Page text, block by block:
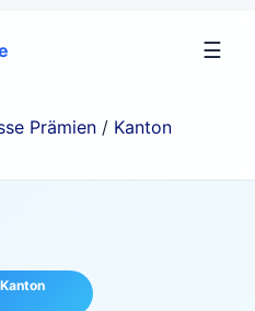
☰
Prämien / Kanton